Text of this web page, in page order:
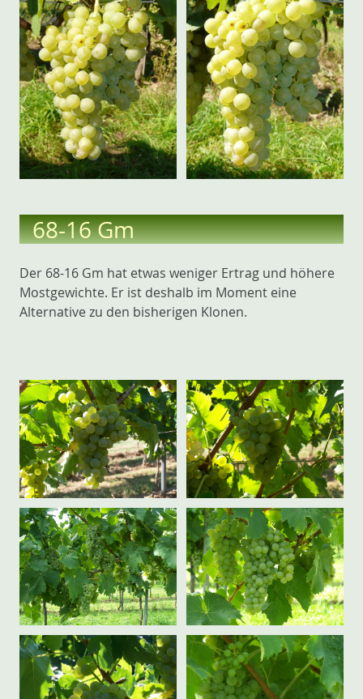
68-16 Gm
Der 68-16 Gm hat etwas weniger Ertrag und höhere
Mostgewichte. Er ist deshalb im Moment eine
Alternative zu den bisherigen Klonen.